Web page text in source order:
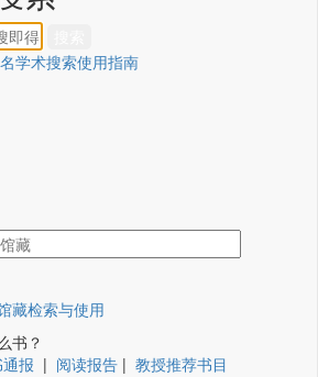
学术搜索使用指南
藏检索与使用
书？
报 | 阅读报告 | 教授推荐书目